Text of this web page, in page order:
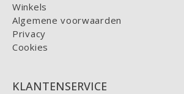
Winkels
Algemene voorwaarden
Privacy
Cookies
KLANTENSERVICE